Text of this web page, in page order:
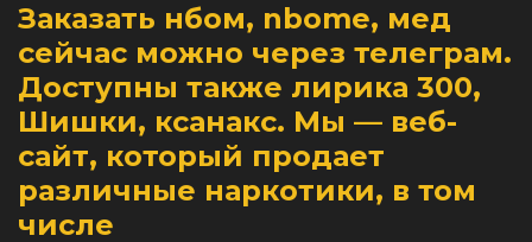
Заказать нбом, nbome, мед
сейчас можно через телеграм.
Доступны также лирика 300,
Шишки, ксанакс. Мы — веб-
сайт, который продает
различные наркотики, в том
числе